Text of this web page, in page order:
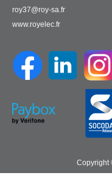
roy37@roy-sa.fr
www.royelec.fr
Copyright